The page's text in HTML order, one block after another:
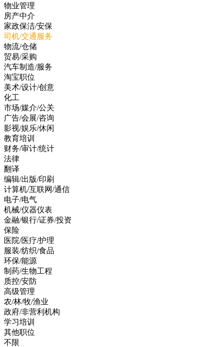
物业管理
房产中介
家政保洁/安保
司机/交通服务
物流/仓储
贸易/采购
汽车制造/服务
淘宝职位
美术/设计/创意
化工
市场/媒介/公关
广告/会展/咨询
影视/娱乐/休闲
教育培训
财务/审计/统计
法律
翻译
编辑/出版/印刷
计算机/互联网/通信
电子/电气
机械/仪器仪表
金融/银行/证券/投资
保险
医院/医疗/护理
服装/纺织/食品
环保/能源
制药/生物工程
质控/安防
高级管理
农/林/牧/渔业
政府/非营利机构
学习培训
其他职位
不限